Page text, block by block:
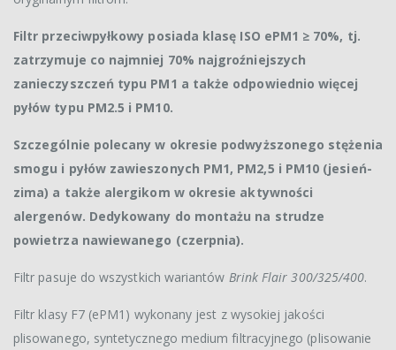
Filtr przeciwpyłkowy posiada klasę ISO ePM1 ≥ 70%, tj.
zatrzymuje co najmniej 70% najgroźniejszych
zanieczyszczeń typu PM1 a także odpowiednio więcej
pyłów typu PM2.5 i PM10.
Szczególnie polecany w okresie podwyższonego stężenia
smogu i pyłów zawieszonych PM1, PM2,5 i PM10 (jesień-
zima) a także alergikom w okresie aktywności
alergenów. Dedykowany do montażu na strudze
powietrza nawiewanego (czerpnia).
Filtr pasuje do wszystkich wariantów Brink Flair 300/325/400.
Filtr klasy F7 (ePM1) wykonany jest z wysokiej jakości
plisowanego, syntetycznego medium filtracyjnego (plisowanie